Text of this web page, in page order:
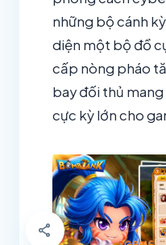
share
những bộ cánh
diện một bộ đồ
cấp nòng pháo
bay đối thủ
cực kỳ lớn cho